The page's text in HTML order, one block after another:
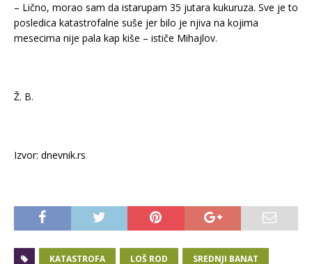
– Lično, morao sam da istarupam 35 jutara kukuruza. Sve je to
posledica katastrofalne suše jer bilo je njiva na kojima
mesecima nije pala kap kiše – ističe Mihajlov.
Ž. B.
Izvor: dnevnik.rs
KATASTROFA LOŠ ROD SREDNJI BANAT